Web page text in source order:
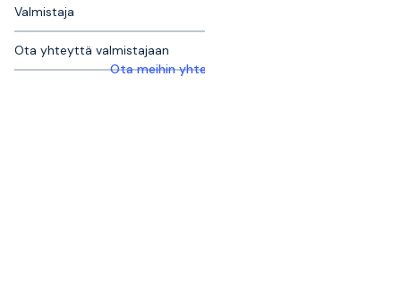
Valmistaja
Ota yhteyttä valmistajaan
Ota meihin yhteyttä saadaksesi lisätietoja